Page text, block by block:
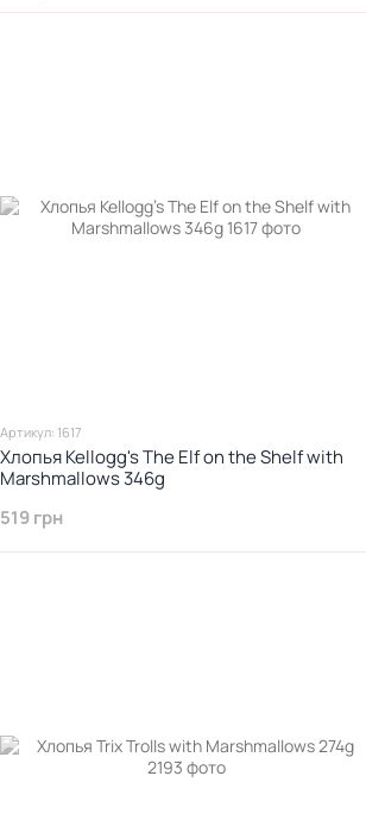
Артикул: 1617
Хлопья Kellogg's The Elf on the Shelf with
Marshmallows 346g
519 грн